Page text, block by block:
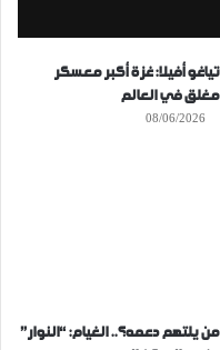
تياغو أفيلا: غزة أكبر معسكر
مغلق في العالم
08/06/2026
من يلتهم دعمه؟.. الغيام: “النوار”